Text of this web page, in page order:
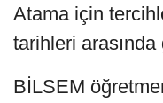
Atama için
tarihleri
BİLSEM